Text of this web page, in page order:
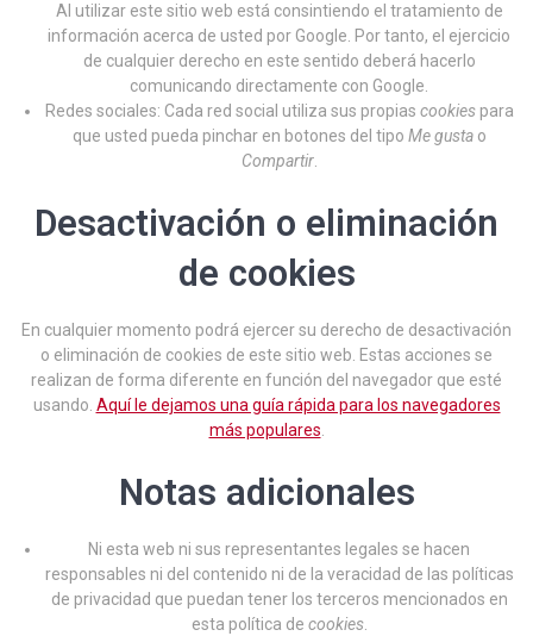
Al utilizar este sitio web está consintiendo el tratamiento de
información acerca de usted por Google. Por tanto, el ejercicio
de cualquier derecho en este sentido deberá hacerlo
comunicando directamente con Google.
Redes sociales: Cada red social utiliza sus propias cookiespara
que usted pueda pinchar en botones del tipo Me gustao
Compartir.
Desactivación o eliminación
de cookies
En cualquier momento podrá ejercer su derecho de desactivación
o eliminación de cookies de este sitio web. Estas acciones se
realizan de forma diferente en función del navegador que esté
usando. Aquí le dejamos una guía rápida para los navegadores
más populares.
Notas adicionales
Ni esta web ni sus representantes legales se hacen
responsables ni del contenido ni de la veracidad de las políticas
de privacidad que puedan tener los terceros mencionados en
esta política de cookies.